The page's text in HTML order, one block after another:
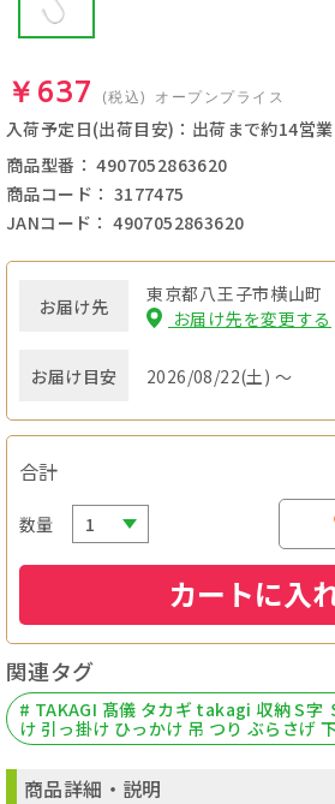
￥637 (税込) オープンプライス
入荷予定日(出荷目安)：出荷まで約14営業
商品型番： 4907052863620
商品コード： 3177475
JANコード： 4907052863620
お届け先
東京都八王子市横山町
お届け先を変更する
お届け目安 2026/08/22(土) ～
合計
数量
カートに入
関連タグ
# TAKAGI 髙儀 タカギ takagi 収納 S字
け 引っ掛け ひっかけ 吊 つり ぶらさげ
商品詳細・説明